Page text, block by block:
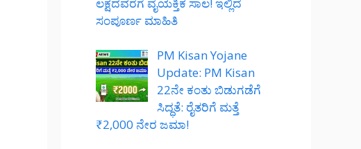
ಸಂಪೂರ್ಣ ಮಾಹಿತಿ
PM Kisan Yojane
Update: PM Kisan
22ನೇ ಕಂತು ಬಿಡುಗಡೆಗೆ
ಸಿದ್ಧತೆ: ರೈತರಿಗೆ ಮತ್ತೆ
₹2,000 ನೇರ ಜಮಾ!